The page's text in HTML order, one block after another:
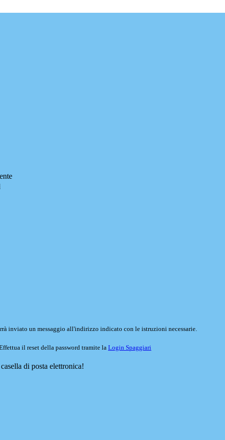
inviato un messaggio all'indirizzo indicato con le istruzioni necessarie.
il reset della password tramite la Login Spaggiari
di posta elettronica!